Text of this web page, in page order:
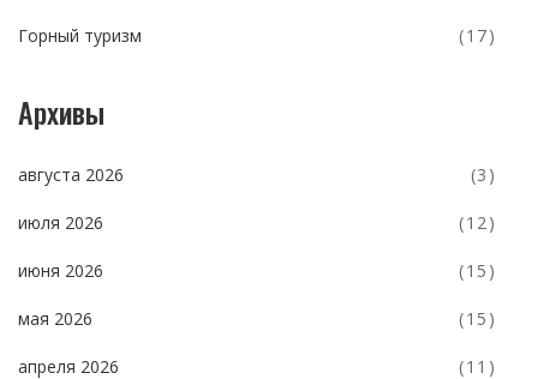
Горный туризм (17)
Архивы
августа 2026 (3)
июля 2026 (12)
июня 2026 (15)
мая 2026 (15)
апреля 2026 (11)